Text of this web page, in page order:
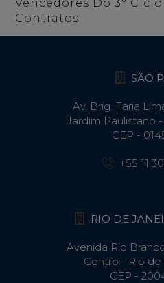
Vencedores Do 3°
Contratos
SÃO
Av. Brig. Faria
Jardim Paulistano
CEP -
+55 11
RIO DE
Avenida Rio
Centro - Rio de
CEP -